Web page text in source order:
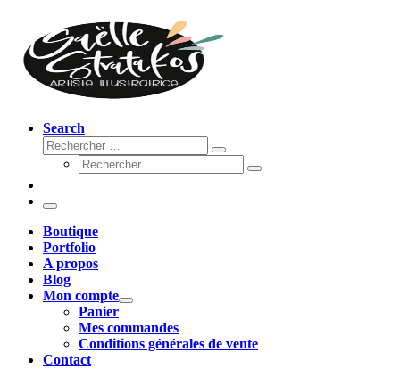
Search
Rechercher
Rechercher
Rechercher
Rechercher
Menu
Boutique
Portfolio
A propos
Blog
Mon compte
Panier
Mes commandes
Conditions générales de vente
Contact